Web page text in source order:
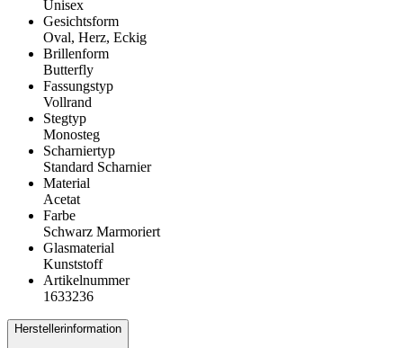
Unisex
Gesichtsform
Oval, Herz, Eckig
Brillenform
Butterfly
Fassungstyp
Vollrand
Stegtyp
Monosteg
Scharniertyp
Standard Scharnier
Material
Acetat
Farbe
Schwarz Marmoriert
Glasmaterial
Kunststoff
Artikelnummer
1633236
Herstellerinformation